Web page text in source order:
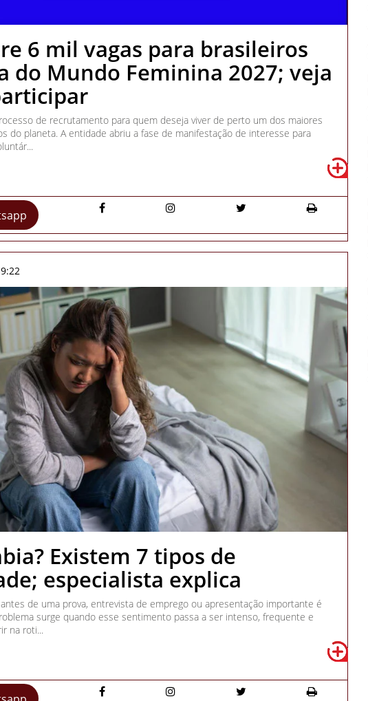
6 mil vagas para brasileiros
do Mundo Feminina 2027; veja
de recrutamento para quem deseja viver de perto um dos maiores
do planeta. A entidade abriu a fase de manifestação de interesse para
Existem 7 tipos de
especialista explica
de uma prova, entrevista de emprego ou apresentação importante é
surge quando esse sentimento passa a ser intenso, frequente e
na roti...